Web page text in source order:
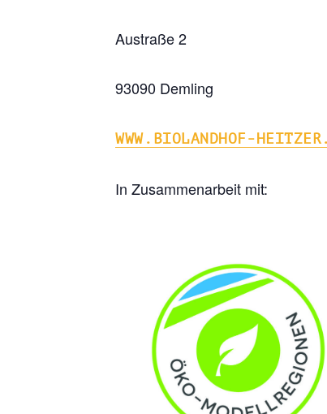
Austraße 2
93090 Demling
WWW.BIOLANDHOF-
In Zusammenarbeit mit: